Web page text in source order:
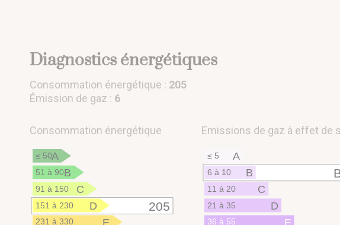
Diagnostics énergétiques
Consommation énergétique : 205
Émission de gaz : 6
Consommation énergétique
A
≤ 50
B
51 à 90
C
91 à 150
205
D
151 à 230
E
231 à 330
Emissions de gaz à effet de
A
≤ 5
B
6 à 10
C
11 à 20
D
21 à 35
E
36 à 55